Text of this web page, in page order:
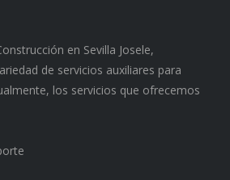
en Sevilla Josele,
de servicios auxiliares para
los servicios que ofrecemos